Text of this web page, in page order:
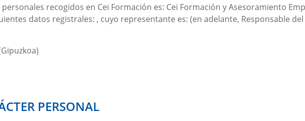
recogidos en Cei Formación es: Cei Formación y Asesoramiento
datos registrales: , cuyo representante es: (en adelante, Responsable
PERSONAL